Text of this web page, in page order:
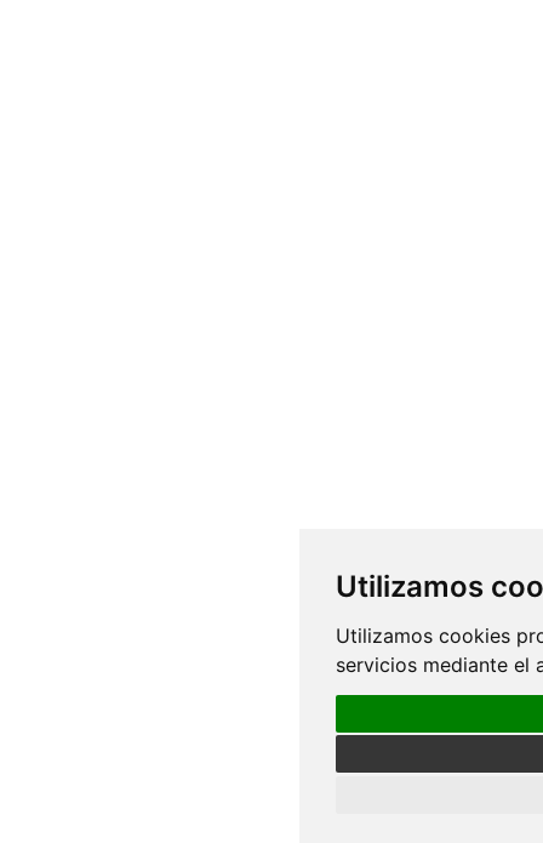
Utilizamos
Utilizamos cookies
servicios mediante el